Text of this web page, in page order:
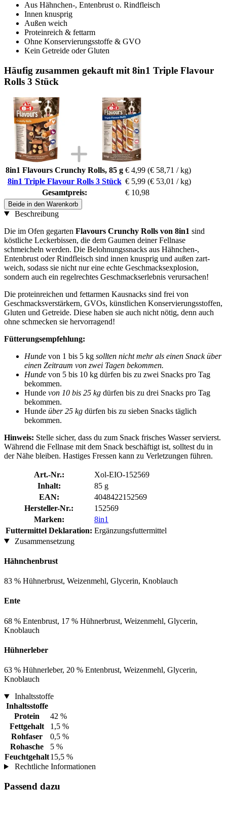
Aus Hähnchen-, Entenbrust o. Rindfleisch
Innen knusprig
Außen weich
Proteinreich & fettarm
Ohne Konservierungsstoffe & GVO
Kein Getreide oder Gluten
Häufig zusammen gekauft mit 8in1 Triple Flavour
Rolls 3 Stück
8in1 Flavours Crunchy Rolls, 85 g € 4,99 (€ 58,71 / kg)
8in1 Triple Flavour Rolls 3 Stück € 5,99 (€ 53,01 / kg)
Gesamtpreis:
€ 10,98
Beide in den Warenkorb
Beschreibung
Die im Ofen gegarten Flavours Crunchy Rolls von 8in1 sind
köstliche Leckerbissen, die dem Gaumen deiner Fellnase
schmeicheln werden. Die Belohnungssnacks aus Hähnchen-,
Entenbrust oder Rindfleisch sind innen knusprig und außen zart-
weich, sodass sie nicht nur eine echte Geschmacksexplosion,
sondern auch ein regelrechtes Geschmackserlebnis verursachen!
Die proteinreichen und fettarmen Kausnacks sind frei von
Geschmacksverstärkern, GVOs, künstlichen Konservierungsstoffen,
Gluten und Getreide. Diese haben sie auch nicht nötig, denn auch
ohne schmecken sie hervorragend!
Fütterungsempfehlung:
Hunde von 1 bis 5 kg sollten nicht mehr als einen Snack über
einen Zeitraum von zwei Tagen bekommen.
Hunde von 5 bis 10 kg dürfen bis zu zwei Snacks pro Tag
bekommen.
Hunde von 10 bis 25 kg dürfen bis zu drei Snacks pro Tag
bekommen.
Hunde über 25 kg dürfen bis zu sieben Snacks täglich
bekommen.
Hinweis: Stelle sicher, dass du zum Snack frisches Wasser servierst.
Während die Fellnase mit dem Snack beschäftigt ist, solltest du in
der Nähe bleiben. Hastiges Fressen kann zu Verletzungen führen.
Art.-Nr.:
Xol-EIO-152569
Inhalt:
85 g
EAN:
4048422152569
Hersteller-Nr.:
152569
Marken:
8in1
Futtermittel Deklaration: Ergänzungsfuttermittel
Zusammensetzung
Hähnchenbrust
83 % Hühnerbrust, Weizenmehl, Glycerin, Knoblauch
Ente
68 % Entenbrust, 17 % Hühnerbrust, Weizenmehl, Glycerin,
Knoblauch
Hühnerleber
63 % Hühnerleber, 20 % Entenbrust, Weizenmehl, Glycerin,
Knoblauch
Inhaltsstoffe
Inhaltsstoffe
Protein
42 %
Fettgehalt
1,5 %
Rohfaser
0,5 %
Rohasche
5 %
Feuchtgehalt15,5 %
Rechtliche Informationen
Passend dazu